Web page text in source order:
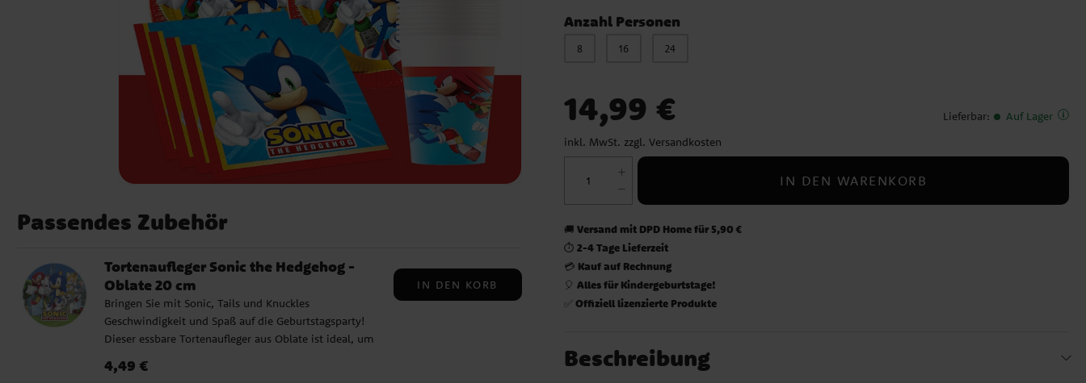
Passendes Zubehör
Tortenaufleger Sonic the Hedgehog -
Oblate 20 cm
Bringen Sie mit Sonic, Tails und Knuckles
Geschwindigkeit und Spaß auf die Geburtstagsparty!
Dieser essbare Tortenaufleger aus Oblate ist ideal, um
verwandeln, perfekt für alle Fans von Segas berühmten
Preis: 4,49 €
4,49 €
IN DEN KORB
Anzahl Personen
8 16 24
14,99 €
inkl. MwSt. zzgl. Versandkosten
Lieferbar: Auf Lager
IN DEN WARENKORB
🚚Versand mit DPD Home für 5,90 €
⏱️2-4 Tage Lieferzeit
💳 Kauf auf Rechnung
🎈Alles für Kindergeburtstage!
✅Offiziell lizenzierte Produkte
Beschreibung